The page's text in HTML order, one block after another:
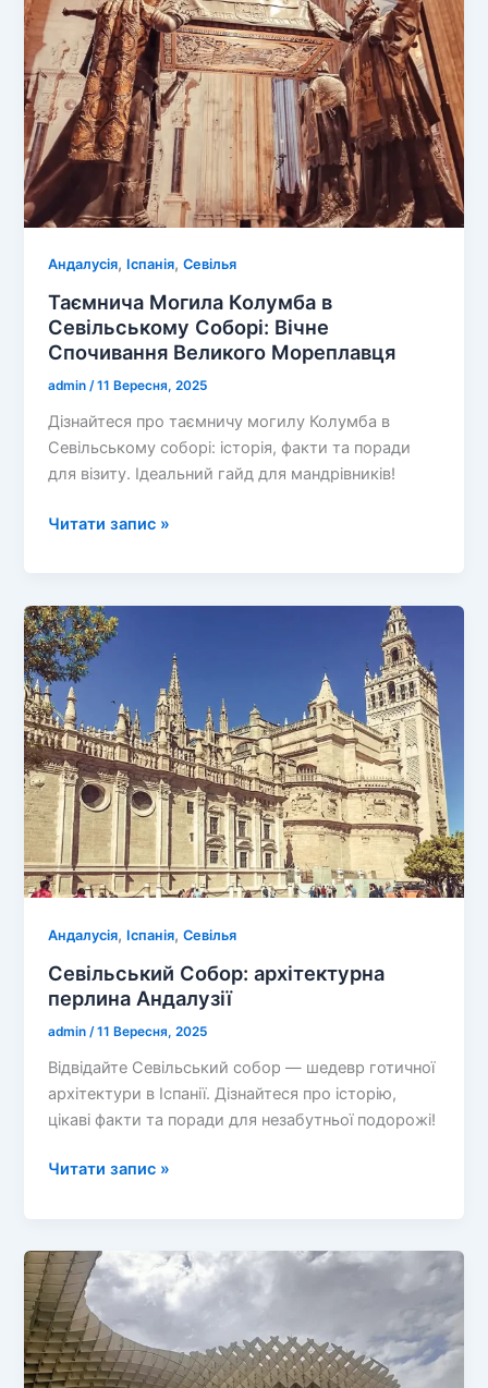
зелений
оазис,
де
оживає
історія
Іспанії
Андалусія, Іспанія,Севілья
Таємнича Могила Колумба в
Севільському Соборі: Вічне
Спочивання Великого Мореплавця
admin/11 Вересня, 2025
Дізнайтеся про таємничу могилу Колумба в
Севільському соборі: історія, факти та поради
для візиту. Ідеальний гайд для мандрівників!
Таємнича
в
Севільському
Соборі:
Вічне
Спочивання
Великого
Мореплавця
Читати запис »
Андалусія, Іспанія,Севілья
Севільський Собор: архітектурна
перлина Андалузії
admin /11 Вересня, 2025
Відвідайте Севільський собор — шедевр готичної
архітектури в Іспанії. Дізнайтеся про історію,
цікаві факти та поради для незабутньої подорожі!
Севільський
перлина
Андалузії
Читати запис »